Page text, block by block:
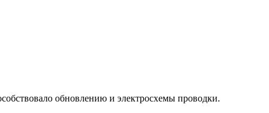
обновлению и электросхемы проводки.